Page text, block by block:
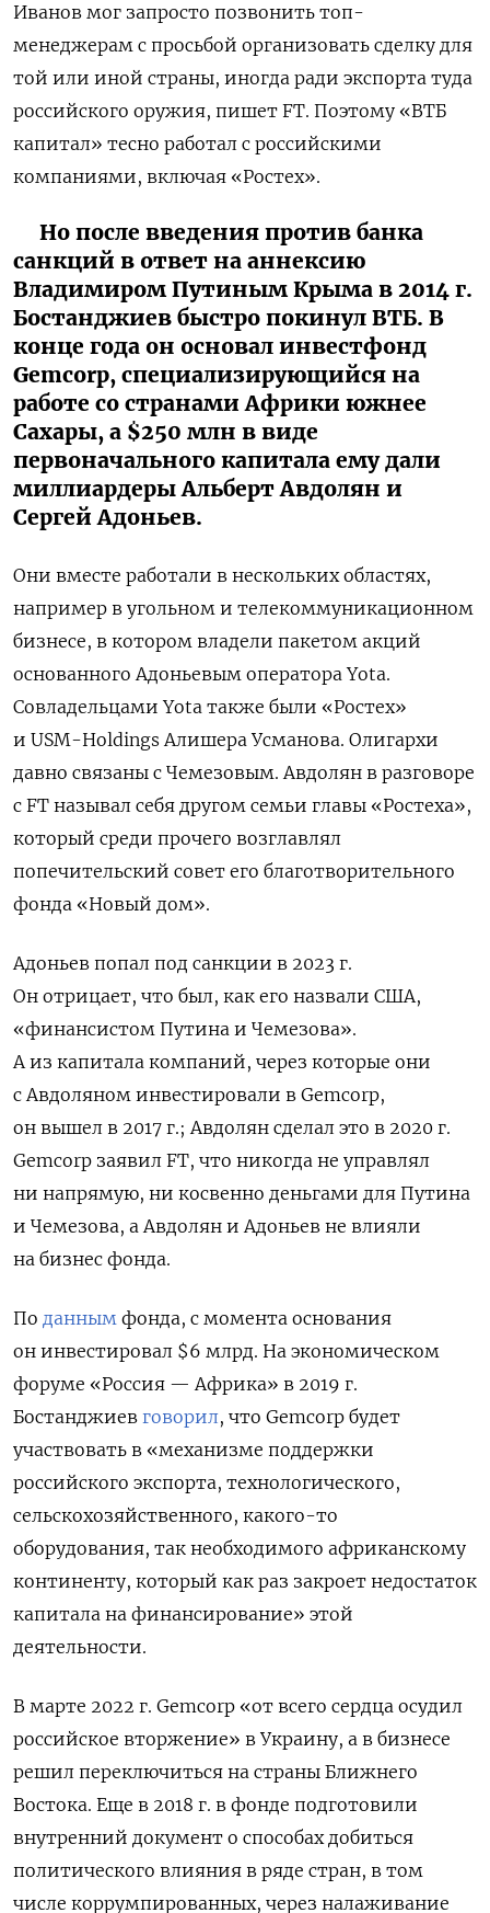
Иванов мог запросто позвонить топ-
менеджерам с просьбой организовать сделку для
той или иной страны, иногда ради экспорта туда
российского оружия, пишет FT. Поэтому «ВТБ
капитал» тесно работал с российскими
компаниями, включая «Ростех».
Но после введения против банка
санкций в ответ на аннексию
Владимиром Путиным Крыма в 2014 г.
Бостанджиев быстро покинул ВТБ. В
конце года он основал инвестфонд
Gemcorp, специализирующийся на
работе со странами Африки южнее
Сахары, а $250 млн в виде
первоначального капитала ему дали
миллиардеры Альберт Авдолян и
Сергей Адоньев.
Они вместе работали в нескольких областях,
например в угольном и телекоммуникационном
бизнесе, в котором владели пакетом акций
основанного Адоньевым оператора Yota.
Совладельцами Yota также были «Ростех»
и USM-Holdings Алишера Усманова. Олигархи
давно связаны с Чемезовым. Авдолян в разговоре
с FT называл себя другом семьи главы «Ростеха»,
который среди прочего возглавлял
попечительский совет его благотворительного
фонда «Новый дом».
Адоньев попал под санкции в 2023 г.
Он отрицает, что был, как его назвали США,
«финансистом Путина и Чемезова».
А из капитала компаний, через которые они
с Авдоляном инвестировали в Gemcorp,
он вышел в 2017 г.; Авдолян сделал это в 2020 г.
Gemcorp заявил FT, что никогда не управлял
ни напрямую, ни косвенно деньгами для Путина
и Чемезова, а Авдолян и Адоньев не влияли
на бизнес фонда.
По данным фонда, с момента основания
он инвестировал $6 млрд. На экономическом
форуме «Россия — Африка» в 2019 г.
Бостанджиев говорил, что Gemcorp будет
участвовать в «механизме поддержки
российского экспорта, технологического,
сельскохозяйственного, какого-то
оборудования, так необходимого африканскому
континенту, который как раз закроет недостаток
капитала на финансирование» этой
деятельности.
В марте 2022 г. Gemcorp «от всего сердца осудил
российское вторжение» в Украину, а в бизнесе
решил переключиться на страны Ближнего
Востока. Еще в 2018 г. в фонде подготовили
внутренний документ о способах добиться
политического влияния в ряде стран, в том
числе коррумпированных, через налаживание